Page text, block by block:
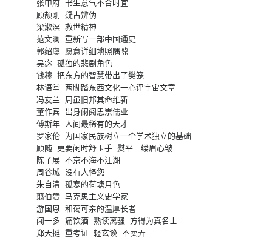
张申府 书生意气不合时宜
顾颉刚 疑古辨伪
梁漱溟 救世精神
范文澜 重新写一部中国通史
郭绍虞 愿意详细地照隅隙
吴宓 孤独的悲剧角色
钱穆 把东方的智慧带出了樊笼
林语堂 两脚踏东西文化一心评宇宙文章
冯友兰 周虽旧邦其命维新
董作宾 出身阑阅思崇儒业
傅斯年 人间最稀有的天才
罗家伦 为国家民族树立一个学术独立的基础
顾随 更要闲时舒玉手 熨平三缕眉心皱
陈子展 不京不海不江湖
周谷城 没有人怪您
朱自清 孤寒的荷塘月色
翦伯赞 马克思主义史学家
游国恩 和蔼可亲的温厚长者
闻一多 痛饮酒 熟读离骚 方得为真名士
郑天挺 重考证 轻玄谈 不卖弄